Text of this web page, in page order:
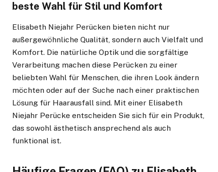
beste Wahl für Stil und Komfort
Elisabeth Niejahr Perücken bieten nicht nur
außergewöhnliche Qualität, sondern auch Vielfalt und
Komfort. Die natürliche Optik und die sorgfältige
Verarbeitung machen diese Perücken zu einer
beliebten Wahl für Menschen, die ihren Look ändern
möchten oder auf der Suche nach einer praktischen
Lösung für Haarausfall sind. Mit einer Elisabeth
Niejahr Perücke entscheiden Sie sich für ein Produkt,
das sowohl ästhetisch ansprechend als auch
funktional ist.